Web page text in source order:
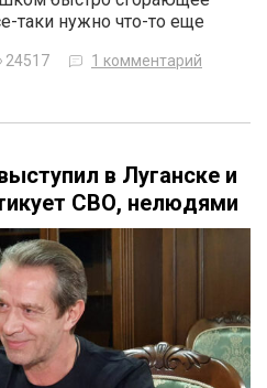
таки нужно что-то еще
24517 1 комментарий
в Луганске и
СВО, нелюдями